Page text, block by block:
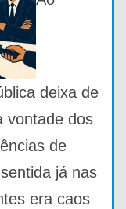
deixa de
vontade dos
de
já nas
era caos